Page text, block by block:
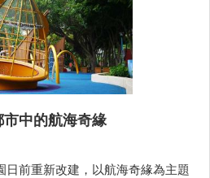
中的航海奇緣
日前重新改建，以航海奇緣為主題